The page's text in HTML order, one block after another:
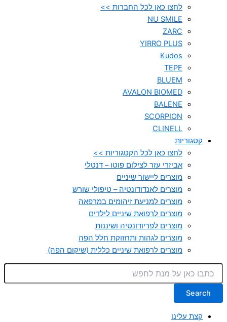
לחצו כאן לכל החברות >>
NU SMILE
ZARC
YIRRO PLUS
Kudos
TEPE
BLUEM
AVALON BIOMED
BALENE
SCORPION
CLINELL
קטגוריות
לחצו כאן לכל הקטגוריות >>
אביזרי עזר לצילום פוטו – דנטלי
מוצרים ליישור שיניים
מוצרים לאנדודונטיה – טיפולי שורש
מוצרים למניעת זיהומים במרפאה
מוצרים לרפואת שיניים לילדים
מוצרים לפריודונטיה ושיננות
מוצרים לגהות ותחזוקת חלל הפה
מוצרים לרפואת שיניים כללית (שיקום הפה)
Search
קצת עלינו